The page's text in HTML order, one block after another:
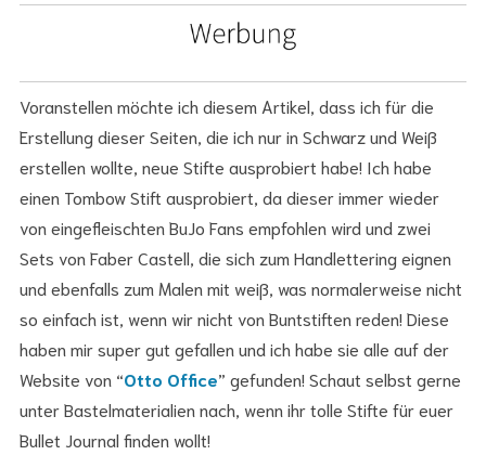
Voranstellen möchte ich diesem Artikel, dass ich für die
Erstellung dieser Seiten, die ich nur in Schwarz und Weiß
erstellen wollte, neue Stifte ausprobiert habe! Ich habe
einen Tombow Stift ausprobiert, da dieser immer wieder
von eingefleischten BuJo Fans empfohlen wird und zwei
Sets von Faber Castell, die sich zum Handlettering eignen
und ebenfalls zum Malen mit weiß, was normalerweise nicht
so einfach ist, wenn wir nicht von Buntstiften reden! Diese
haben mir super gut gefallen und ich habe sie alle auf der
Website von “Otto Office” gefunden! Schaut selbst gerne
unter Bastelmaterialien nach, wenn ihr tolle Stifte für euer
Bullet Journal finden wollt!